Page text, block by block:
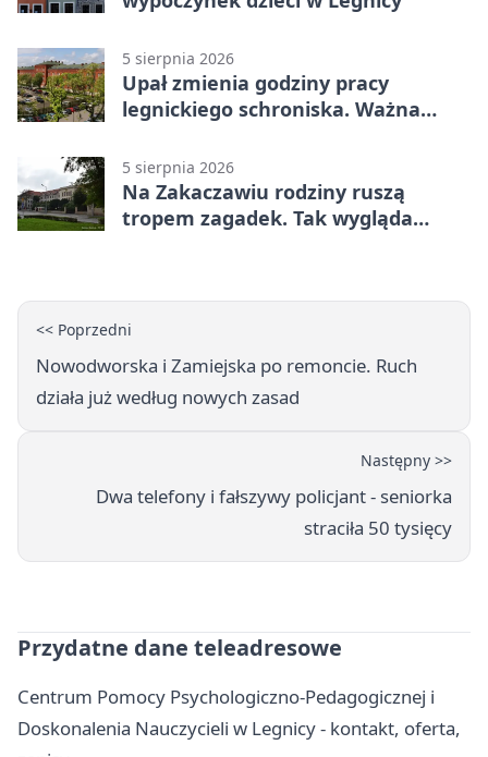
5 sierpnia 2026
Upał zmienia godziny pracy
legnickiego schroniska. Ważna
5 sierpnia 2026
Na Zakaczawiu rodziny ruszą
tropem zagadek. Tak wygląda
<< Poprzedni
Nowodworska i Zamiejska po remoncie. Ruch
działa już według nowych zasad
Następny >>
Dwa telefony i fałszywy policjant - seniorka
straciła 50 tysięcy
Przydatne dane teleadresowe
Centrum Pomocy Psychologiczno-Pedagogicznej i
Doskonalenia Nauczycieli w Legnicy - kontakt, oferta,